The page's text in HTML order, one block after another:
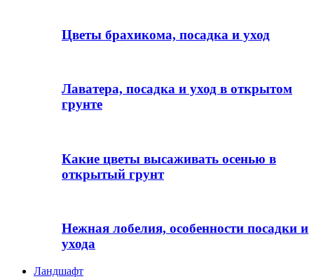
Цветы брахикома, посадка и уход
Лаватера, посадка и уход в открытом
грунте
Какие цветы высаживать осенью в
открытый грунт
Нежная лобелия, особенности посадки и
ухода
Ландшафт